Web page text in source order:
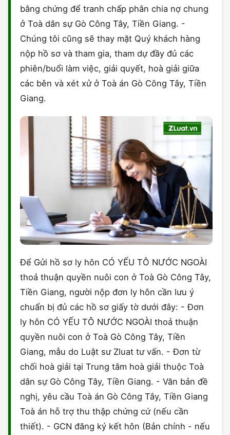
bằng chứng để tranh chấp phân chia nợ chung
ở Toà dân sự Gò Công Tây, Tiền Giang. -
Chúng tôi cũng sẽ thay mặt Quý khách hàng
nộp hồ sơ và tham gia, tham dự đầy đủ các
phiên/buổi làm việc, giải quyết, hoà giải giữa
các bên và xét xử ở Toà án Gò Công Tây, Tiền
Giang.
Để Gửi hồ sơ ly hôn CÓ YẾU TÔ NƯỚC NGOÀI
thoả thuận quyền nuôi con ở Toà Gò Công Tây,
Tiền Giang, người nộp đơn ly hôn cần lưu ý
chuẩn bị đủ các hồ sơ giấy tờ dưới đây: - Đơn
ly hôn CÓ YẾU TÔ NƯỚC NGOÀI thoả thuận
quyền nuôi con ở Toà Gò Công Tây, Tiền
Giang, mẫu do Luật sư Zluat tư vấn. - Đơn từ
chối hoà giải tại Trung tâm hoà giải thuộc Toà
dân sự Gò Công Tây, Tiền Giang. - Văn bản đề
nghị, yêu cầu Toà án Gò Công Tây, Tiền Giang
Toà án hỗ trợ thu thập chứng cứ (nếu cần
thiết). - GCN đăng ký kết hôn (Bản chính - nếu